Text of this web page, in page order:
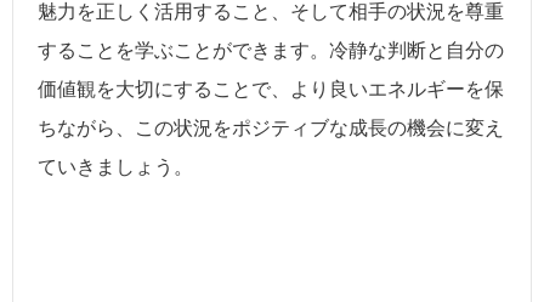
魅力を正しく活用すること、そして相手の状況を尊重
することを学ぶことができます。冷静な判断と自分の
価値観を大切にすることで、より良いエネルギーを保
ちながら、この状況をポジティブな成長の機会に変え
ていきましょう。